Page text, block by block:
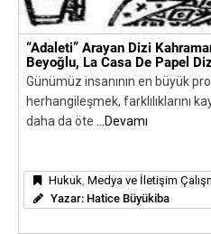
“Adaleti” Arayan Dizi
Beyoğlu, La Casa De Papel
Günümüz insanının en büyük
herhangileşmek, farklılıklarını
daha da öte
...Devamı
Hukuk Medya ve İletişim
Yazar: Hatice Büyükiba